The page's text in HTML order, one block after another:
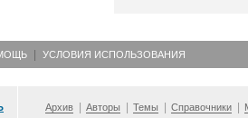
УСЛОВИЯ ИСПОЛЬЗОВАНИЯ
Архив Авторы Темы Справочники